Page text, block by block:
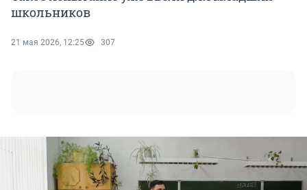
школьников
21 мая 2026, 12:25 307